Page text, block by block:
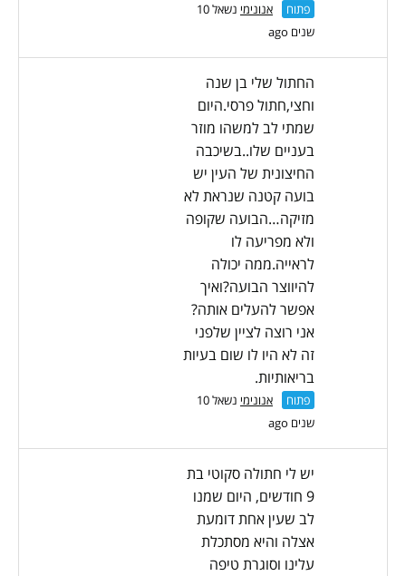
פתוח אנונימי
נשאל 10
שנים ago
החתול שלי בן שנה
וחצי,חתול פרסי.היום
שמתי לב למשהו מוזר
בעניים שלו..בשיכבה
החיצונית של העין יש
בועה קטנה שנראת לא
מזיקה…הבועה שקופה
ולא מפריעה לו
לראייה.ממה יכולה
להיווצר הבועה?ואיך
אפשר להעלים אותה?
אני רוצה לציין שלפני
זה לא היו לו שום בעיות
בריאותיות.
פתוח אנונימי
נשאל 10
שנים ago
יש לי חתולה סקוטי בת
9 חודשים, היום שמנו
לב שעין אחת דומעת
אצלה והיא מסתכלת
עלינו וסוגרת טיפה